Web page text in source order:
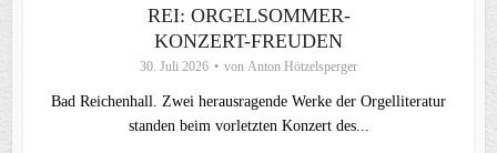
REI: ORGELSOMMER-
KONZERT-FREUDEN
30. Juli 2026 von Anton Hötzelsperger
Bad Reichenhall. Zwei herausragende Werke der Orgelliteratur
standen beim vorletzten Konzert des...